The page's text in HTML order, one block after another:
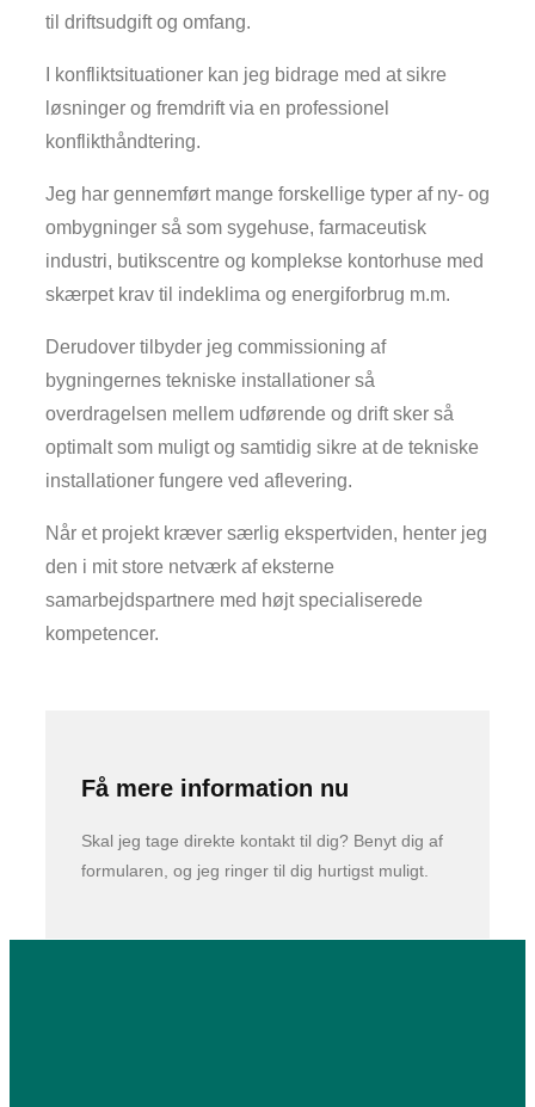
til driftsudgift og omfang.
I konfliktsituationer kan jeg bidrage med at sikre
løsninger og fremdrift via en professionel
konflikthåndtering.
Jeg har gennemført mange forskellige typer af ny- og
ombygninger så som sygehuse, farmaceutisk
industri, butikscentre og komplekse kontorhuse med
skærpet krav til indeklima og energiforbrug m.m.
Derudover tilbyder jeg commissioning af
bygningernes tekniske installationer så
overdragelsen mellem udførende og drift sker så
optimalt som muligt og samtidig sikre at de tekniske
installationer fungere ved aflevering.
Når et projekt kræver særlig ekspertviden, henter jeg
den i mit store netværk af eksterne
samarbejdspartnere med højt specialiserede
kompetencer.​
Få mere information nu
Skal jeg tage direkte kontakt til dig? Benyt dig af
formularen, og jeg ringer til dig hurtigst muligt.